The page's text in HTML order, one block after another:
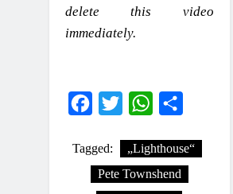
delete this video
immediately.
FacebookTwitter WhatsApp
Tagged:
„Lighthouse“
Pete Townshend